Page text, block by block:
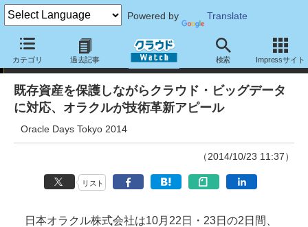
Powered by Translate
カテゴリ 過去記事 検索 Impressサイト
ニュース
既存資産を保護しながらクラウド・ビッグデータ
に対応、オラクルが技術革新アピール
Oracle Days Tokyo 2014
（2014/10/23 11:37）
リスト
日本オラクル株式会社は10月22日・23日の2日間、